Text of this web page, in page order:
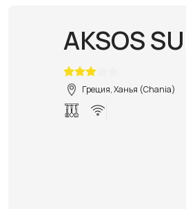
AKSOS
Греция, Ханья (Chania)